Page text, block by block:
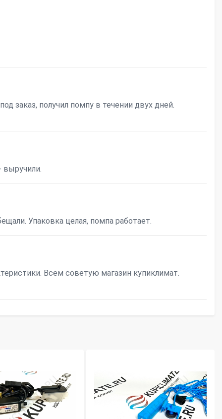
заказ, получил помпу в течении двух дней.
Упаковка целая, помпа работает.
Всем советую магазин купиклимат.